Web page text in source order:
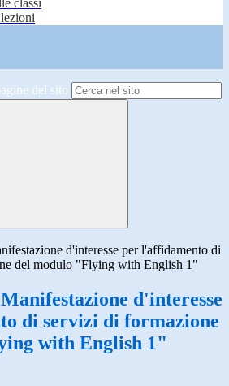
classi
del sito
d'interesse per l'affidamento di
del modulo "Flying with English 1"
d'interesse
di servizi di formazione
with English 1"